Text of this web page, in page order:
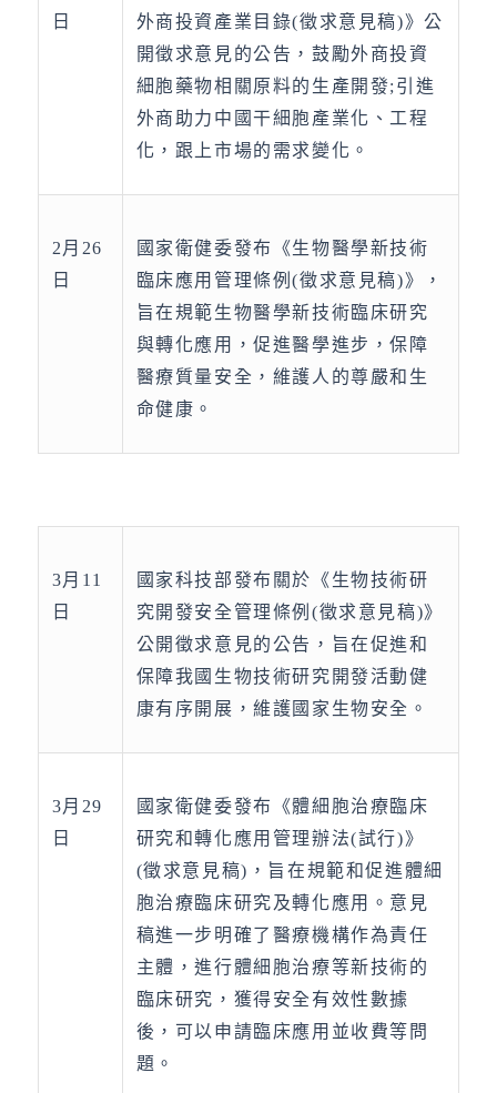
日
外商投資產業目錄(徵求意見稿)》公
開徵求意見的公告，鼓勵外商投資
細胞藥物相關原料的生產開發;引進
外商助力中國干細胞產業化、工程
化，跟上市場的需求變化。
2月26
日
國家衛健委發布《生物醫學新技術
臨床應用管理條例(徵求意見稿)》，
旨在規範生物醫學新技術臨床研究
與轉化應用，促進醫學進步，保障
醫療質量安全，維護人的尊嚴和生
命健康。
3月11
日
國家科技部發布關於《生物技術研
究開發安全管理條例(徵求意見稿)》
公開徵求意見的公告，旨在促進和
保障我國生物技術研究開發活動健
康有序開展，維護國家生物安全。
3月29
日
國家衛健委發布《體細胞治療臨床
研究和轉化應用管理辦法(試行)》
(徵求意見稿)，旨在規範和促進體細
胞治療臨床研究及轉化應用。意見
稿進一步明確了醫療機構作為責任
主體，進行體細胞治療等新技術的
臨床研究，獲得安全有效性數據
後，可以申請臨床應用並收費等問
題。